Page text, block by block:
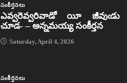
సంకీర్తనలు
ఎవ్వరెవ్వరివాడో యీ జీవుఁడు
చూడ- – అన్నమయ్య సంకీర్తన
Saturday, April 4, 2026
సంకీర్తనలు